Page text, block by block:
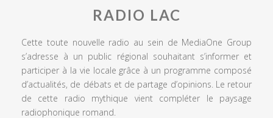
RADIO LAC
Cette toute nouvelle radio au sein de MediaOne Group
s’adresse à un public régional souhaitant s’informer et
participer à la vie locale grâce à un programme composé
d’actualités, de débats et de partage d’opinions. Le retour
de cette radio mythique vient compléter le paysage
radiophonique romand.